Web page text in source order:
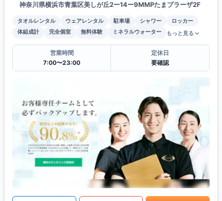
神奈川県横浜市青葉区美しが丘2ー14ー9MMPたまプラーザ2F
タオルレンタル ウェアレンタル 駐車場 シャワー
ロッカー
体組成計
完全個室 無料体験 ミネラルウォーター もっと見る
営業時間
7:00〜23:00
定休日
要確認